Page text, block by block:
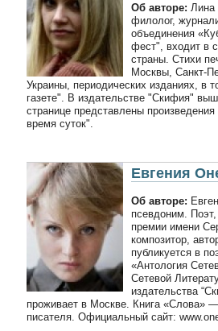
Об авторе: Лина
филолог,
объединения
фест", входит в
страны. Стихи
Москвы, Санкт-
Украины, периодических изданиях, в
газете". В издательстве "Скифия"
странице представлены
время суток".
Евгения
Об авторе:
псевдоним.
премии имени
композитор,
публикуется в
«Антология
Сетевой
издательства
проживает в Москве. Книга «Слова»
писателя. Официальный сайт: